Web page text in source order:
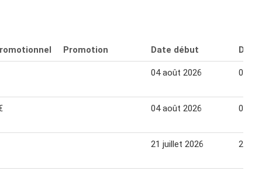
Promotion Date début Date
04 août 2026 09
04 août 2026 09
21 juillet 2026 26